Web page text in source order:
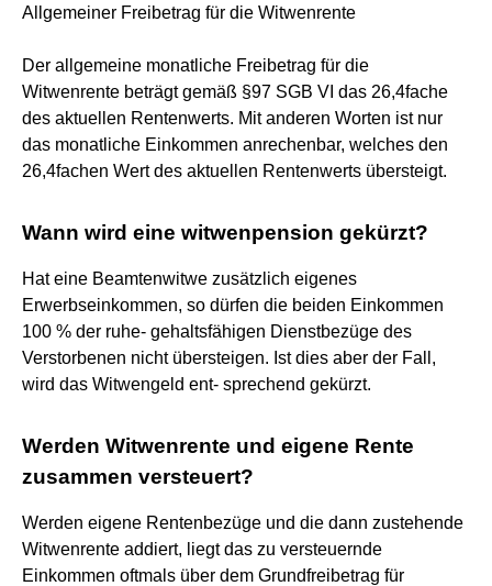
Allgemeiner Freibetrag für die Witwenrente
Der allgemeine monatliche Freibetrag für die
Witwenrente beträgt gemäß §97 SGB VI das 26,4fache
des aktuellen Rentenwerts. Mit anderen Worten ist nur
das monatliche Einkommen anrechenbar, welches den
26,4fachen Wert des aktuellen Rentenwerts übersteigt.
Wann wird eine witwenpension gekürzt?
Hat eine Beamtenwitwe zusätzlich eigenes
Erwerbseinkommen, so dürfen die beiden Einkommen
100 % der ruhe- gehaltsfähigen Dienstbezüge des
Verstorbenen nicht übersteigen. Ist dies aber der Fall,
wird das Witwengeld ent- sprechend gekürzt.
Werden Witwenrente und eigene Rente
zusammen versteuert?
Werden eigene Rentenbezüge und die dann zustehende
Witwenrente addiert, liegt das zu versteuernde
Einkommen oftmals über dem Grundfreibetrag für